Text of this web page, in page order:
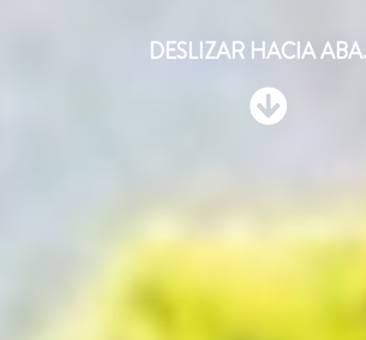
DESLIZAR HACIA